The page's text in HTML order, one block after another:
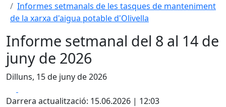
Informes setmanals de les tasques de manteniment
de la xarxa d'aigua potable d'Olivella
Informe setmanal del 8 al 14 de
juny de 2026
Dilluns, 15 de juny de 2026
Darrera actualització: 15.06.2026 | 12:03